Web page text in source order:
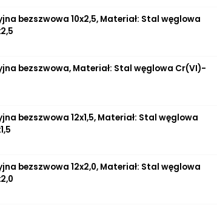
bezszwowa 10x2,5, Materiał: Stal węglowa
bezszwowa, Materiał: Stal węglowa Cr(VI)-
bezszwowa 12x1,5, Materiał: Stal węglowa
bezszwowa 12x2,0, Materiał: Stal węglowa